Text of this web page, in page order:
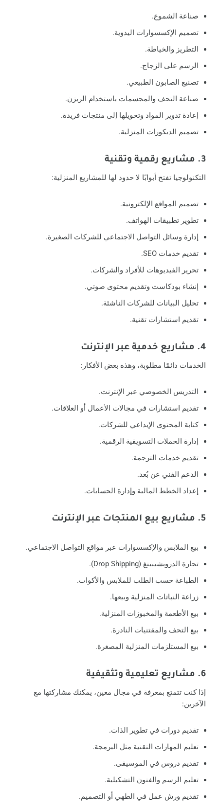
صناعة الشموع.
تصميم الإكسسوارات اليدوية.
التطريز والخياطة.
الرسم على الزجاج.
تصنيع الصابون الطبيعي.
صناعة التحف والمجسمات باستخدام الريزن.
إعادة تدوير المواد وتحويلها إلى منتجات فريدة.
تصميم الديكورات المنزلية.
3. مشاريع رقمية وتقنية
التكنولوجيا تفتح أبوابًا لا حدود لها للمشاريع المنزلية:
تصميم المواقع الإلكترونية.
تطوير تطبيقات الهواتف.
إدارة وسائل التواصل الاجتماعي للشركات الصغيرة.
تقديم خدمات SEO.
تحرير الفيديوهات للأفراد والشركات.
إنشاء بودكاست وتقديم محتوى صوتي.
تحليل البيانات للشركات الناشئة.
تقديم استشارات تقنية.
4. مشاريع خدمية عبر الإنترنت
الخدمات دائمًا مطلوبة، وهذه بعض الأفكار:
التدريس الخصوصي عبر الإنترنت.
تقديم استشارات في مجالات الأعمال أو العلاقات.
كتابة المحتوى الإبداعي للشركات.
إدارة الحملات التسويقية الرقمية.
تقديم خدمات الترجمة.
الدعم الفني عن بُعد.
إعداد الخطط المالية وإدارة الحسابات.
5. مشاريع بيع المنتجات عبر الإنترنت
بيع الملابس والإكسسوارات عبر مواقع التواصل الاجتماعي.
تجارة الدروبشيبينغ (Drop Shipping).
الطباعة حسب الطلب للملابس والأكواب.
زراعة النباتات المنزلية وبيعها.
بيع الأطعمة والمخبوزات المنزلية.
بيع التحف والمقتنيات النادرة.
بيع المستلزمات المنزلية المصغرة.
6. مشاريع تعليمية وتثقيفية
إذا كنت تتمتع بمعرفة في مجال معين، يمكنك مشاركتها مع
الآخرين:
تقديم دورات في تطوير الذات.
تعليم المهارات التقنية مثل البرمجة.
تقديم دروس في الموسيقى.
تعليم الرسم والفنون التشكيلية.
تقديم ورش عمل في الطهي أو التصميم.